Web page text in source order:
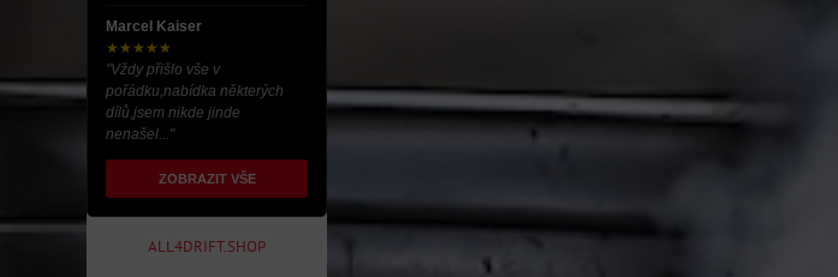
Marcel Kaiser
★★★★★
"Vždy přišlo vše v
pořádku,nabídka některých
dílů,jsem nikde jinde
nenašel..."
ZOBRAZIT VŠE
ALL4DRIFT.SHOP